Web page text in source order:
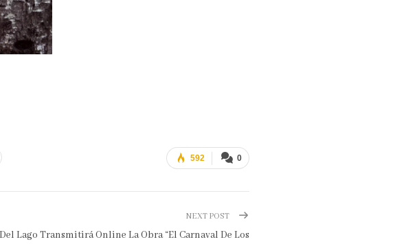
0
592
NEXT POST
Lago Transmitirá Online La Obra “El Carnaval De Los